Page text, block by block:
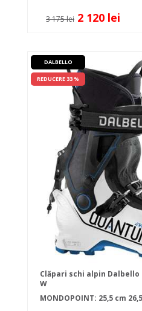
3 175 lei 2 120 lei
DALBELLO
REDUCERE 33 %
Clăpari schi alpin Dalbello
W
MONDOPOINT: 25,5 cm